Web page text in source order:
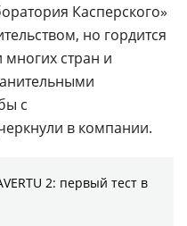
Касперского»
но гордится
многих стран и
с
в компании.
2: первый тест в